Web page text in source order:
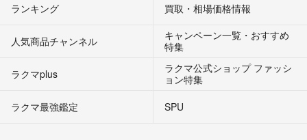
ランキング 買取・相場価格情報
人気商品チャンネル
キャンペーン一覧・おすすめ
特集
ラクマplus
ラクマ公式ショップ ファッシ
ョン特集
ラクマ最強鑑定
SPU